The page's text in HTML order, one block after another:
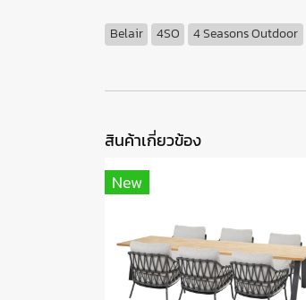
Belair 4SO 4 Seasons Outdoor
สินค้าเกี่ยวข้อง
New